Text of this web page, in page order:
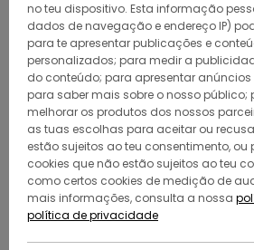
no teu dispositivo. Esta informação
dados de navegação e endereço IP)
para te apresentar publicações e
personalizados; para medir a
do conteúdo; para apresentar
para saber mais sobre o nosso público;
melhorar os produtos dos nossos
as tuas escolhas para aceitar ou
estão sujeitos ao teu consentimento, ou
cookies que não estão sujeitos ao teu
como certos cookies de medição de
mais informações, consulta a nossa
política de privacidade